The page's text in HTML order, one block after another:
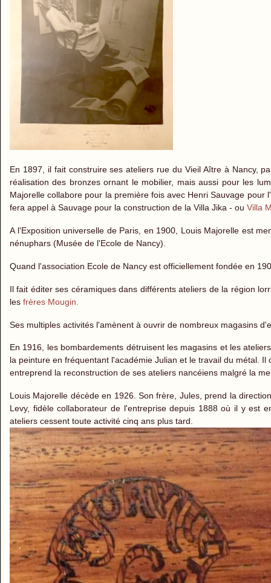
En 1897, il fait construire ses ateliers rue du Vieil Aître à Nancy,
réalisation des bronzes ornant le mobilier, mais aussi pour les
Majorelle collabore pour la première fois avec Henri Sauvage
fera appel à Sauvage pour la construction de la Villa Jika - ou Villa
A l'Exposition universelle de Paris, en 1900, Louis Majorelle est
nénuphars (Musée de l'Ecole de Nancy).
Quand l'association Ecole de Nancy est officiellement fondée en
Il fait éditer ses céramiques dans différents ateliers de la région
les frères Mougin.
Ses multiples activités l'amènent à ouvrir de nombreux magasins
En 1916, les bombardements détruisent les magasins et les
la peinture en fréquentant l'académie Julian et le travail du métal.
entreprend la reconstruction de ses ateliers nancéiens malgré la
Louis Majorelle décède en 1926. Son frère, Jules, prend la
Levy, fidèle collaborateur de l'entreprise depuis 1888 où il y est
ateliers cessent toute activité cinq ans plus tard.